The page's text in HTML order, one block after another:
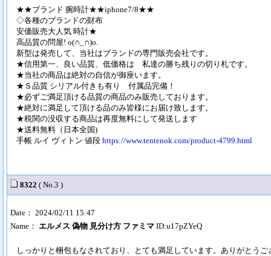
★★ブランド 腕時計★★iphone7/8★★
◇各種のブランドの財布
安価販売大人気 時計★
高品質の問屋! o(∩_∩)o.
新型は発売して、当社はブランドの専門販売会社です。
★信用第一、良い品質、低価格は 私達の勝ち残りの切り札です。
★当社の商品は絶対の自信が御座います。
★Ｓ品質 シリアル付きも有り 付属品完備！
★必ずご満足頂ける品質の商品のみ販売しております。
★絶対に満足して頂ける品のみ皆様にお届け致します。
★税関の没収する商品は再度無料にして発送します
★送料無料（日本全国)
手帳 ルイ ヴィトン 値段https://www.tentenok.com/product-4799.html
8322 ( No.3 )
Date： 2024/02/11 15:47
Name： エルメス 偽物 見分け方 ファミマ ID:u17pZYeQ
しっかりと梱包もなされており、とても満足しています。ありがとうご